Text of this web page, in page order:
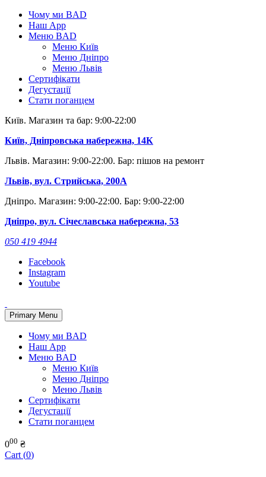
Skip
content
Чому ми BAD
Наш App
Меню BAD
Меню Київ
Меню Дніпро
Меню Львів
Сертифікати
Дегустації
Стати поганцем
Київ. Магазин та бар: 9:00-22:00
Київ, Дніпровська набережна, 14К
Львів. Магазин: 9:00-22:00. Бар: пішов на ремонт
Львів, вул. Стрийська, 200А
Дніпро. Магазин: 9:00-22:00. Бар: 9:00-22:00
Дніпро, вул. Січеславська набережна, 53
050 419 4944
Facebook
Instagram
Youtube
Primary Menu
Чому ми BAD
Наш App
Меню BAD
Меню Київ
Меню Дніпро
Меню Львів
Сертифікати
Дегустації
Стати поганцем
000 ₴
Cart (0)